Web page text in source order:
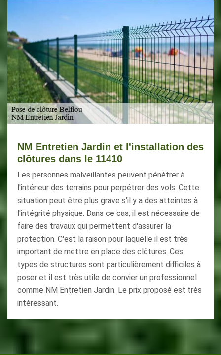
NM Entretien Jardin et l'installation des
clôtures dans le 11410
Les personnes malveillantes peuvent pénétrer à
l'intérieur des terrains pour perpétrer des vols. Cette
situation peut être plus grave s'il y a des atteintes à
l'intégrité physique. Dans ce cas, il est nécessaire de
faire des travaux qui permettent d'assurer la
protection. C'est la raison pour laquelle il est très
important de mettre en place des clôtures. Ces
types de structures sont particulièrement difficiles à
poser et il est très utile de convier un professionnel
comme NM Entretien Jardin. Le prix proposé est très
intéressant.